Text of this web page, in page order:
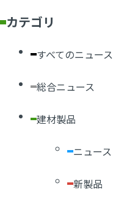
カテゴリ
すべてのニュース
総合ニュース
建材製品
ニュース
新製品